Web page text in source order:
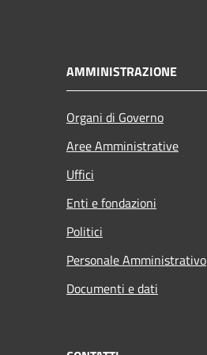
AMMINISTRAZIONE
Organi di Governo
Aree Amministrative
Uffici
Enti e fondazioni
Politici
Personale Amministrativo
Documenti e dati